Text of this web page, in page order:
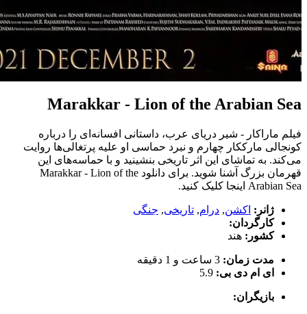
Marakkar - Lion of the Arabian Sea
فیلم ماراکار - شیر دریای عرب، داستانی افسانه‌ای را درباره
کونجالی مارککار چهارم و نبرد حماسی او علیه پرتغالی‌ها روایت
می‌کند. به تماشای این اثر تاریخی بنشینید و با حماسه‌های این
قهرمان بزرگ آشنا شوید. برای دانلود Marakkar - Lion of the
Arabian Sea اینجا کلیک کنید.
ژانر: اکشن, درام, تاریخی, جنگی
کارگردان:
کشور: هند
مدت زمان: 3 ساعت و 1 دقیقه
ای ام دی بی: 5.9
بازیگران: